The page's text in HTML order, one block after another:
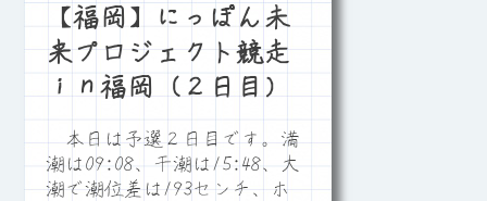
【福岡】にっぽん未
来プロジェクト競走
ｉｎ福岡（２日目）
本日は予選２日目です。満
潮は09:08、干潮は15:48、大
潮で潮位差は193センチ、ホ